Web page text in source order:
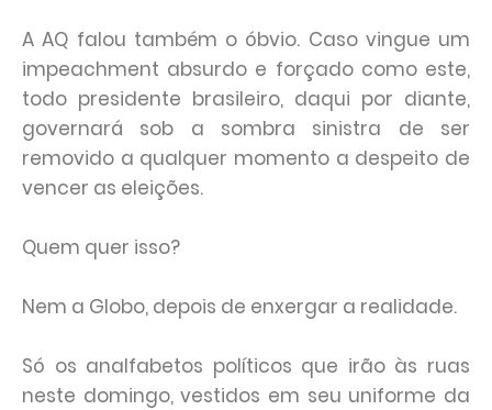
A AQ falou também o óbvio. Caso vingue um
impeachment absurdo e forçado como este,
todo presidente brasileiro, daqui por diante,
governará sob a sombra sinistra de ser
removido a qualquer momento a despeito de
vencer as eleições.
Quem quer isso?
Nem a Globo, depois de enxergar a realidade.
Só os analfabetos políticos que irão às ruas
neste domingo, vestidos em seu uniforme da